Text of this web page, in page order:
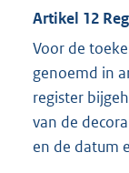
Artikel 12
Voor de
genoemd in
register
van de
en de datum